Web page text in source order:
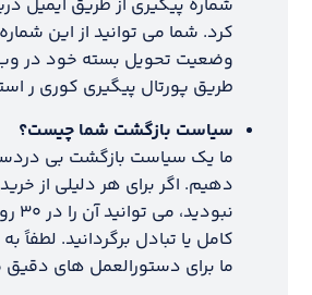
شماره پیگیری از طریق ایمیل
کرد. شما می توانید از این
وضعیت تحویل بسته خود در وب
طریق پورتال پیگیری کوری ر
سیاست بازگشت شما چیست؟
ما یک سیاست بازگشت بی
دهیم. اگر برای هر دلیلی از
کامل یا تبادل برگردانید. لطفاً
ما برای دستورالعمل های دقیق